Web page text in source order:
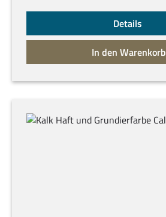
Details
In den Warenkorb